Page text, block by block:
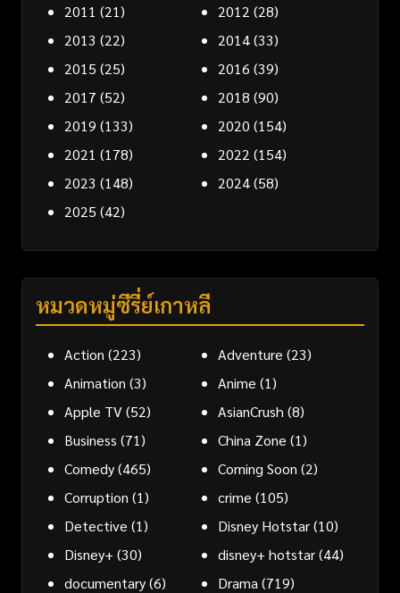
2011 (21) 2012 (28)
2013 (22) 2014(33)
2015 (25) 2016 (39)
2017 (52) 2018 (90)
2019 (133) 2020 (154)
2021 (178) 2022 (154)
2023 (148) 2024(58)
2025 (42)
หมวดหมู่ซีรี่ย์เกาหลี
Action (223) Adventure (23)
Animation (3) Anime (1)
Apple TV(52) AsianCrush (8)
Business (71) China Zone (1)
Comedy(465) Coming Soon (2)
Corruption (1) crime (105)
Detective (1) Disney Hotstar(10)
Disney+ (30) disney+ hotstar(44)
documentary(6) Drama (719)